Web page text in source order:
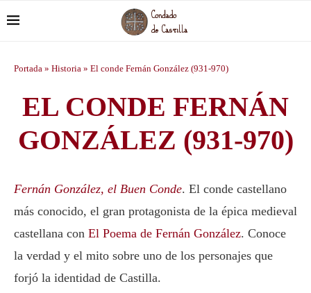
Portada » Historia » El conde Fernán González (931-970)
EL CONDE FERNÁN
GONZÁLEZ (931-970)
Fernán González, el Buen Conde. El conde castellano
más conocido, el gran protagonista de la épica medieval
castellana con El Poema de Fernán González. Conoce
la verdad y el mito sobre uno de los personajes que
forjó la identidad de Castilla.